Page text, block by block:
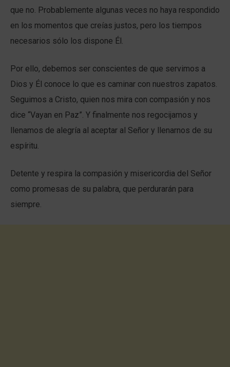
que no. Probablemente algunas veces no haya respondido
en los momentos que creías justos, pero los tiempos
necesarios sólo los dispone Él.
Por ello, debemos ser conscientes de que servimos a
Dios y Él conoce lo que es caminar con nuestros zapatos.
Seguimos a Cristo, quien nos mira con compasión y nos
dice “Vayan en Paz”. Y finalmente nos regocijamos y
llenamos de alegría al aceptar al Señor y llenarnos de su
espíritu.
Detente y respira la compasión y misericordia del Señor
como promesas de su palabra, que perdurarán para
siempre.